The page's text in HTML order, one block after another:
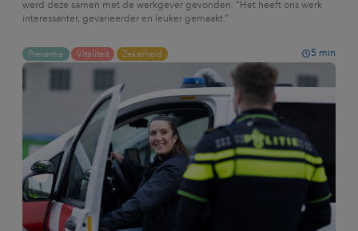
werd deze samen met de werkgever gevonden. “Het heeft ons werk
interessanter, gevarieerder en leuker gemaakt.”
Preventie Vitaliteit Zekerheid 5 min